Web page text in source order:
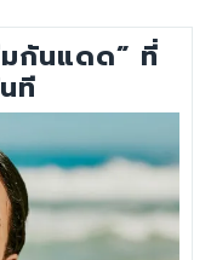
“น้ำหอม”
ติด
ทน
แม้
อากาศ
ร้อน
เหงื่อ
ฉ่ำ”
กันแดด” ที่
ที